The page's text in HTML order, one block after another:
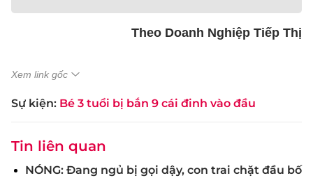
Sự kiện: Bé 3 tuổi bị bắn 9 cái đinh vào đầu
Theo Doanh Nghiệp Tiếp Thị
Xem link gốc
Tin liên quan
NÓNG: Đang ngủ bị gọi dậy, con trai chặt đầu bố